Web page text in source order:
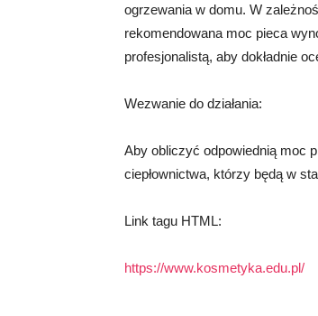
ogrzewania w domu. W
rekomendowana moc pieca
profesjonalistą, aby dokładnie
Wezwanie do działania:
Aby obliczyć odpowiednią moc
ciepłownictwa, którzy będą w
Link tagu HTML:
https://www.kosmetyka.edu.pl/